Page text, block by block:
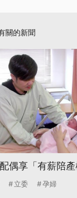
關的新聞
偶享「有薪陪產
立委 孕婦